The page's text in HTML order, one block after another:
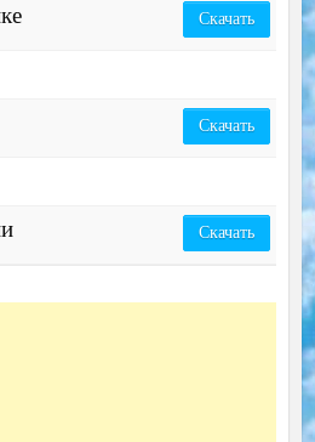
Скачать
Скачать
Скачать